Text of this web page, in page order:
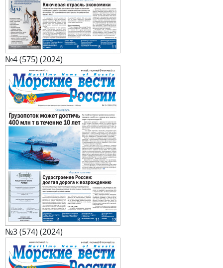
№4 (575) (2024)
№3 (574) (2024)